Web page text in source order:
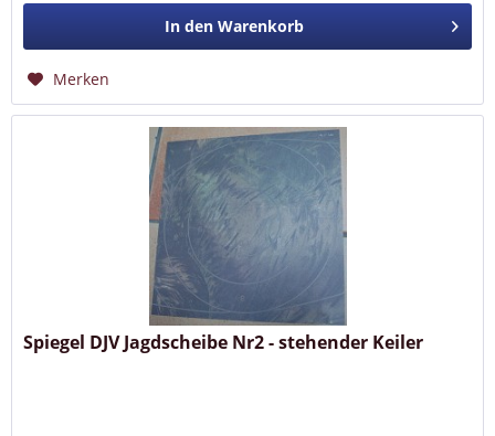
In den Warenkorb
Merken
Spiegel DJV Jagdscheibe Nr2 - stehender Keiler